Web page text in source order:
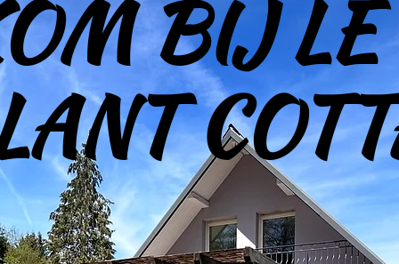
BIJ